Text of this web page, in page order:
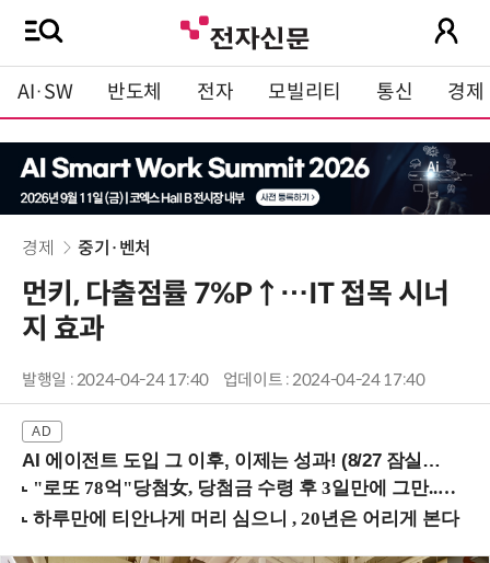
AI·SW 반도체 전자 모빌리티 통신 경제
경제 중기·벤처
먼키, 다출점률 7%P↑…IT 접목 시너
지 효과
발행일 : 2024-04-24 17:40 업데이트 : 2024-04-24 17:40
AI 에이전트 도입 그 이후, 이제는 성과! (8/27 잠실역)